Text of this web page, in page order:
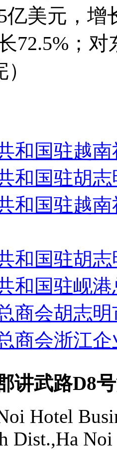
亿美元，增
72.5%；
和国驻越
和国驻胡
和国驻越
和国驻胡
和国驻岘
商会胡志
商会浙江
讲武路D8
Hotel
Dist.,Ha Noi